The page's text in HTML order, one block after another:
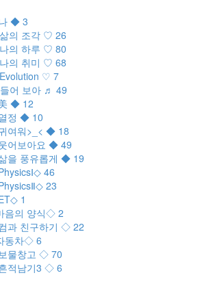
◆ 3
의 조각 ♡ 26
의 하루 ♡ 80
의 취미 ♡ 68
♡ 7
어 보아 ♬ 49
◆ 12
정 ◆ 10
여워>_< ◆ 18
어보아요 ◆ 49
을 풍유롭게 ◆ 19
46
23
1
음의 양식◇ 2
과 친구하기 ◇22
동차◇6
물창고 ◇ 70
적남기3 ◇ 6